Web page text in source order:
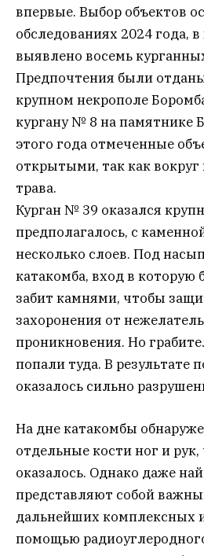
впервые. Выбор объектов
обследованиях 2024 года,
выявлено восемь
Предпочтения были
крупном некрополе
кургану № 8 на памятнике
этого года отмеченные
открытыми, так как вокруг
трава.
Курган № 39 оказался
предполагалось, с
несколько слоев. Под
катакомба, вход в которую
забит камнями, чтобы
захоронения от
проникновения. Но
попали туда. В результате
оказалось сильно
На дне катакомбы
отдельные кости ног и рук,
оказалось. Однако даже
представляют собой
дальнейших комплексных
помощью